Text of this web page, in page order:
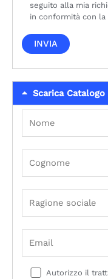
seguito alla mia
in conformità con la
Scarica Catalogo
Autorizzo il